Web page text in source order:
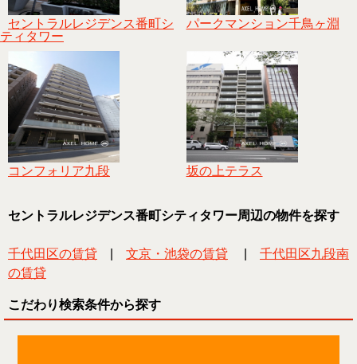
セントラルレジデンス番町シ
ティタワー
パークマンション千鳥ヶ淵
コンフォリア九段 坂の上テラス
セントラルレジデンス番町シティタワー周辺の物件を探す
千代田区の賃貸 文京・池袋の賃貸
千代田区九段南
の賃貸
こだわり検索条件から探す